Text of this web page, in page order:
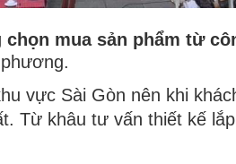
chọn mua sản phẩm từ
vực Sài Gòn nên khi
Từ khâu tư vấn thiết kế